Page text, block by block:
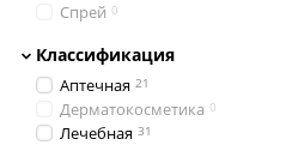
Спрей 0
Классификация
Аптечная 21
Дерматокосметика 0
Лечебная 31